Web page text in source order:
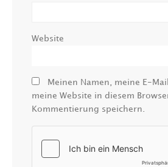
Website
Meinen Namen, meine E-
meine Website in diesem
Kommentierung speichern.